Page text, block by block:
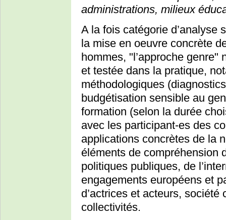
administrations, milieux
A la fois catégorie d’analyse
la mise en oeuvre concrète
hommes, "l’approche genre"
et testée dans la pratique,
méthodologiques
budgétisation sensible au
formation (selon la durée
avec les participant-es des
applications concrètes de la
éléments de compréhension
politiques publiques, de
engagements européens et
d’actrices et acteurs,
collectivités.